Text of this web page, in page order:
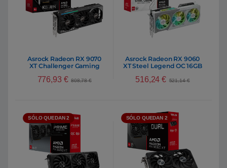
Asrock Radeon RX 9070
XT Challenger Gaming
Tarjeta Gráfica AMD
776,93 € 808,78€
Asrock Radeon RX 9060
XT Steel Legend OC 16GB
Gráfica AMD
516,24€ 521,14€
SÓLO QUEDAN 2 SÓLO QUEDAN 2